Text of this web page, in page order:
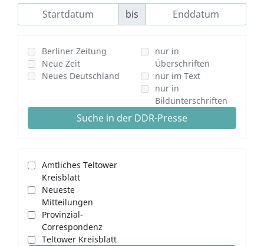
bis
Berliner Zeitung
Neue Zeit
Neues Deutschland
nur in
Überschriften
nur im Text
nur in
Bildunterschriften
Suche in der DDR-Presse
Amtliches Teltower
Kreisblatt
Neueste
Mitteilungen
Provinzial-
Correspondenz
Teltower Kreisblatt